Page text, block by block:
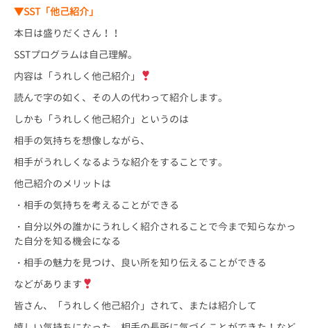
▼SST「他己紹介」
本日は盛りだくさん！！
SSTプログラムは自己理解。
内容は「うれしく他己紹介」
読んで字の如く、その人の代わって紹介します。
しかも「うれしく他己紹介」というのは
相手の気持ちを想像しながら、
相手がうれしくなるような紹介をすることです。
他己紹介のメリットは
・相手の気持ちを考えることができる
・自分以外の誰かにうれしく紹介されることで今まで知らなかっ
た自分を知る機会になる
・相手の魅力を見つけ、良い所を知り伝えることができる
などがあります
皆さん、「うれしく他己紹介」されて、または紹介して